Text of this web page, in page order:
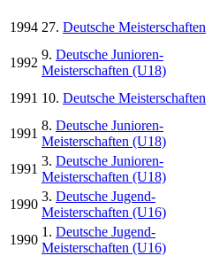
1994 27. Deutsche Meisterschaften
1992
9. Deutsche Junioren-
Meisterschaften (U18)
1991 10. Deutsche Meisterschaften
1991
8. Deutsche Junioren-
Meisterschaften (U18)
1991
3. Deutsche Junioren-
Meisterschaften (U18)
1990
3. Deutsche Jugend-
Meisterschaften (U16)
1990
1. Deutsche Jugend-
Meisterschaften (U16)